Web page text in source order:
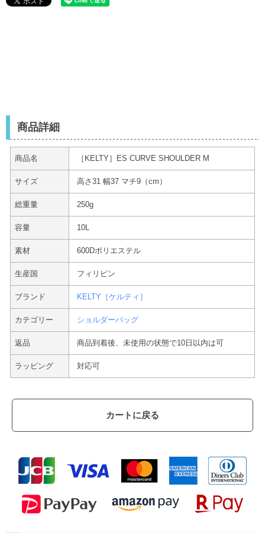
商品詳細
商品名 ［KELTY］ES CURVE SHOULDER M
サイズ 高さ31 幅37 マチ9（cm）
総重量 250g
容量 10L
素材 600Dポリエステル
生産国 フィリピン
ブランド KELTY［ケルティ］
カテゴリー ショルダーバッグ
返品 商品到着後、未使用の状態で10日以内は可
ラッピング 対応可
カートに戻る